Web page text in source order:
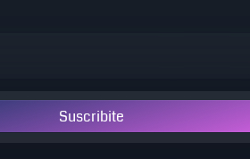
Suscribite